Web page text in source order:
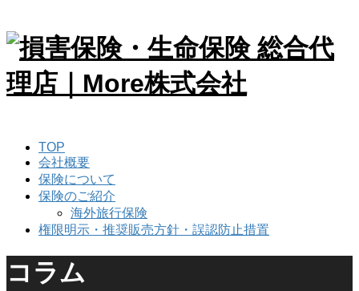
TOP
会社概要
保険について
保険のご紹介
海外旅行保険
権限明示・推奨販売方針・誤認防止措置
コラム